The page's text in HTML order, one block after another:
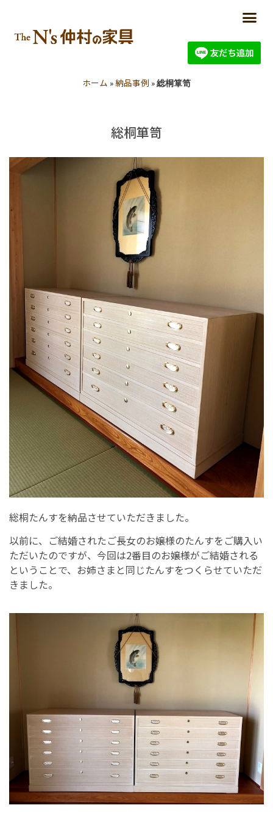
ホーム »納品事例 »総桐箪笥
総桐箪笥
総桐たんすを納品させていただきました。
以前に、ご結婚されたご長女のお嬢様のたんすをご購入い
ただいたのですが、今回は2番目のお嬢様がご結婚される
ということで、お姉さまと同じたんすをつくらせていただ
きました。